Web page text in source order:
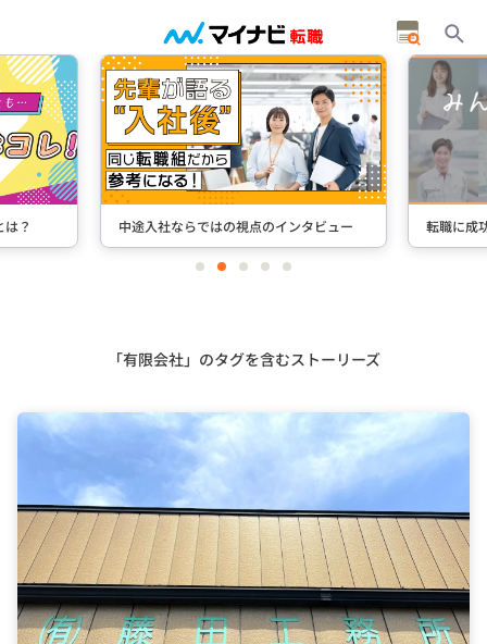
？ 中途入社ならではの視点のインタビュー 転職に成
itemitemitemitemitem
「有限会社」のタグを含むストーリーズ